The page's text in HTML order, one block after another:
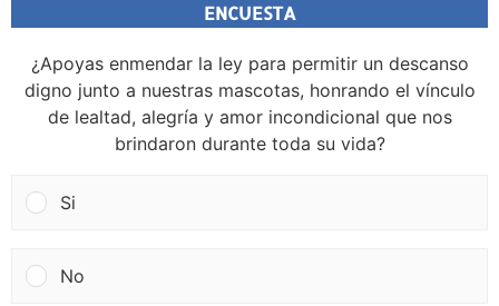
ENCUESTA
¿Apoyas enmendar la ley para permitir un descanso
digno junto a nuestras mascotas, honrando el vínculo
de lealtad, alegría y amor incondicional que nos
brindaron durante toda su vida?
Si
No